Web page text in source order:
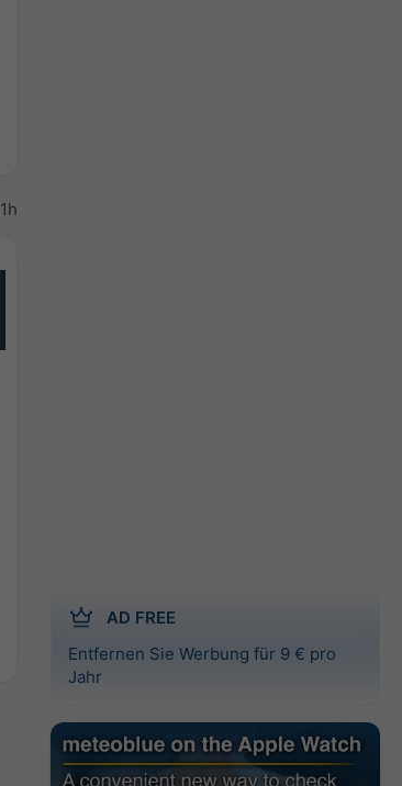
AD FREE
Entfernen Sie Werbung für 9 € pro
Jahr
1h